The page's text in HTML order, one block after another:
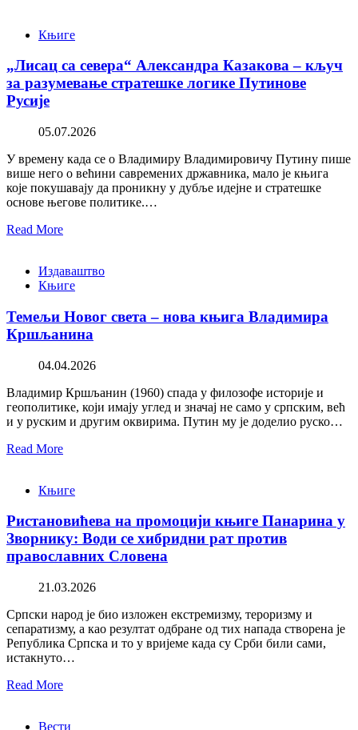
Књиге
„Лисац са севера“ Александра Казакова – кључ
за разумевање стратешке логике Путинове
Русије
05.07.2026
У времену када се о Владимиру Владимировичу Путину пише
више него о већини савремених државника, мало је књига
које покушавају да проникну у дубље идејне и стратешке
основе његове политике.…
Read More
Издаваштво
Књиге
Темељи Новог света – нова књига Владимира
Кршљанина
04.04.2026
Владимир Кршљанин (1960) спада у филозофе историје и
геополитике, који имају углед и значај не само у српским, већ
и у руским и другим оквирима. Путин му је доделио руско…
Read More
Књиге
Ристановићева на промоцији књиге Панарина у
Зворнику: Води се хибридни рат против
православних Словена
21.03.2026
Српски народ је био изложен екстремизму, тероризму и
сепаратизму, а као резултат одбране од тих напада створена је
Република Српска и то у вријеме када су Срби били сами,
истакнуто…
Read More
Вести